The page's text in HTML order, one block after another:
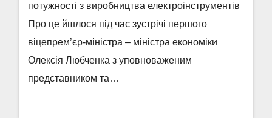
потужності з виробництва електроінструментів
Про це йшлося під час зустрічі першого
віцепрем’єр-міністра – міністра економіки
Олексія Любченка з уповноваженим
представником та…